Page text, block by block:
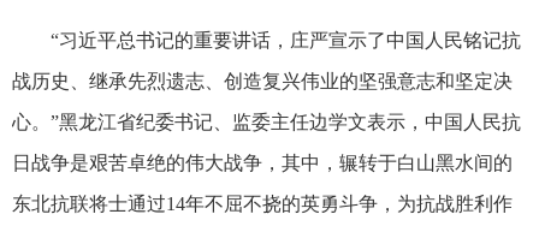
“习近平总书记的重要讲话，庄严宣示了中国人民铭记抗
战历史、继承先烈遗志、创造复兴伟业的坚强意志和坚定决
心。”黑龙江省纪委书记、监委主任边学文表示，中国人民抗
日战争是艰苦卓绝的伟大战争，其中，辗转于白山黑水间的
东北抗联将士通过14年不屈不挠的英勇斗争，为抗战胜利作